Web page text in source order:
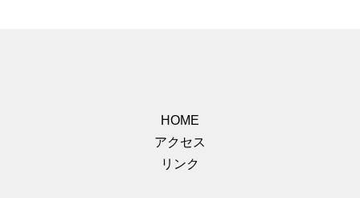
HOME
アクセス
リンク